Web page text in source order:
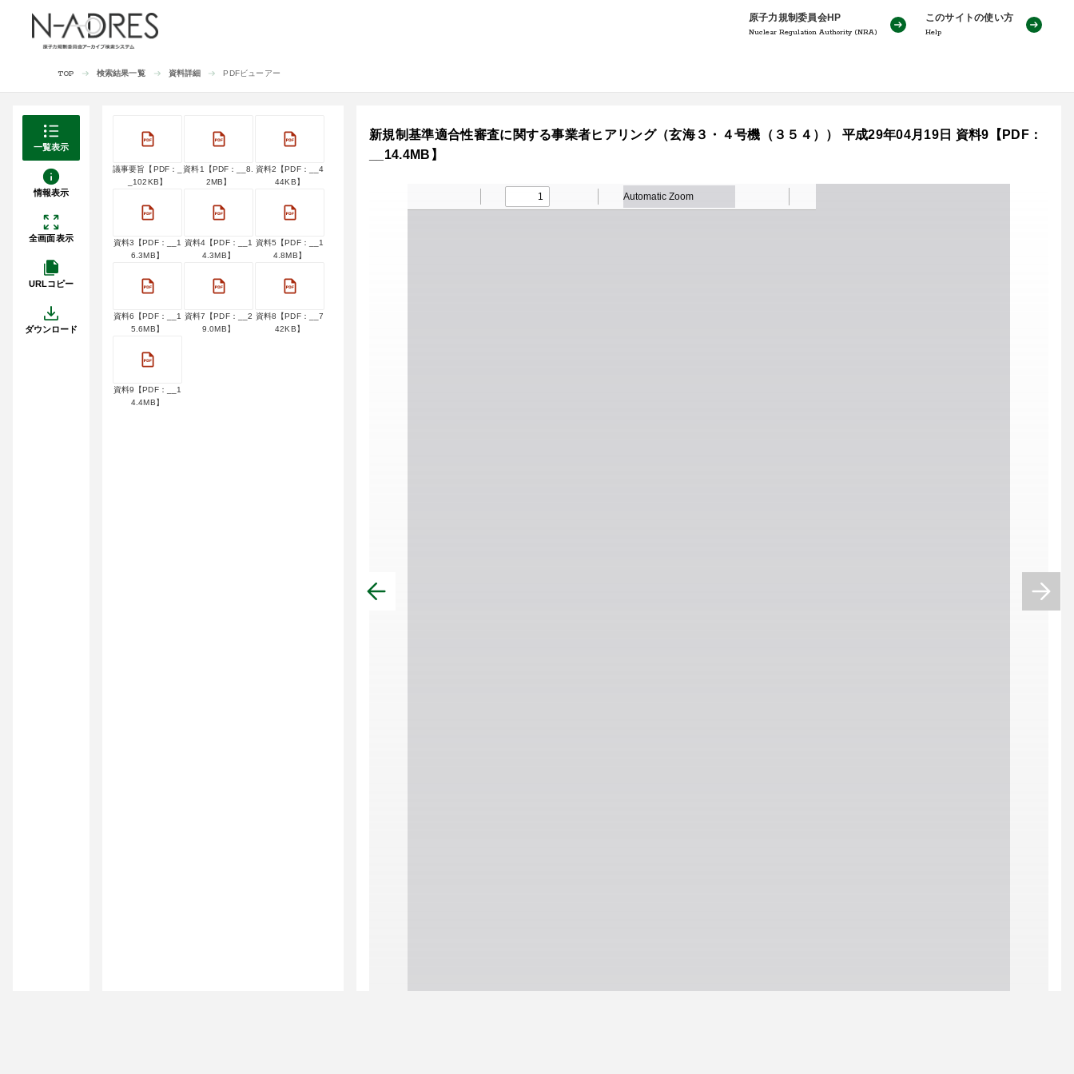
原子力規制委員会HP
Nuclear Regulation Authority (NRA)
このサイトの使い方
Help
TOP 検索結果一覧 資料詳細 PDFビューアー
一覧表示
情報表示
全画面表示
URLコピー
ダウンロード
議事要旨【PDF：_
_102KB】
資料1【PDF：__8.
2MB】
資料2【PDF：__4
44KB】
資料3【PDF：__1
6.3MB】
資料4【PDF：__1
4.3MB】
資料5【PDF：__1
4.8MB】
資料6【PDF：__1
5.6MB】
資料7【PDF：__2
9.0MB】
資料8【PDF：__7
42KB】
資料9【PDF：__1
4.4MB】
新規制基準適合性審査に関する事業者ヒアリング（玄海３・４号機（３５４）） 平成29年04月19日 資料9【PDF：
__14.4MB】